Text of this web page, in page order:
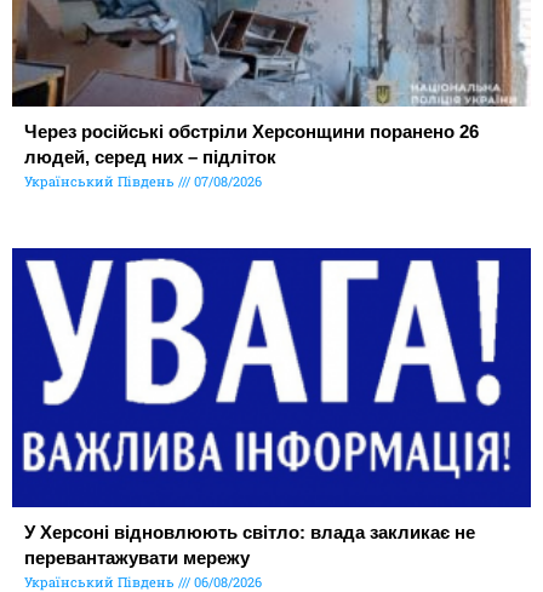
Через російські обстріли Херсонщини поранено 26
людей, серед них – підліток
Український Південь 07/08/2026
У Херсоні відновлюють світло: влада закликає не
перевантажувати мережу
Український Південь 06/08/2026